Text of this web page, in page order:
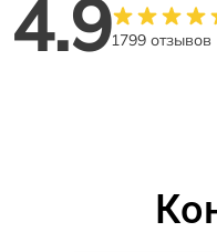
4.91799 отзывов